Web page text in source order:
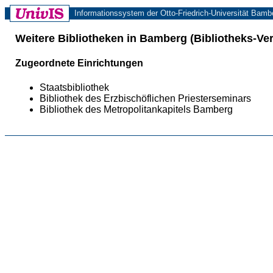
Informationssystem der Otto-Friedrich-Universität
Weitere Bibliotheken in Bamberg (Bibliotheks-
Zugeordnete Einrichtungen
Staatsbibliothek
Bibliothek des Erzbischöflichen Priesterseminars
Bibliothek des Metropolitankapitels Bamberg